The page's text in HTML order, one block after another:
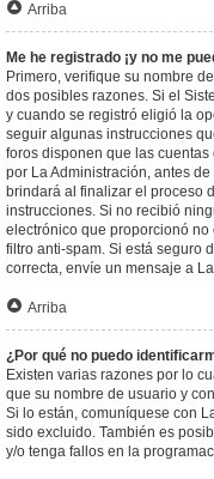
Arriba
Me he registrado ¡y no me
Primero, verifique su nombre
dos posibles razones. Si el
y cuando se registró eligió la
seguir algunas instrucciones
foros disponen que las
por La Administración, antes
brindará al finalizar el proceso
instrucciones. Si no recibió
electrónico que proporcionó no
filtro anti-spam. Si está seguro
correcta, envíe un mensaje a
Arriba
¿Por qué no puedo
Existen varias razones por lo
que su nombre de usuario y
Si lo están, comuníquese con
sido excluido. También es
y/o tenga fallos en la